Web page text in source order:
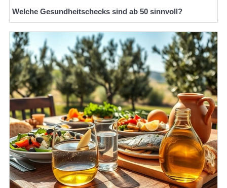
Welche Gesundheitschecks sind ab 50 sinnvoll?